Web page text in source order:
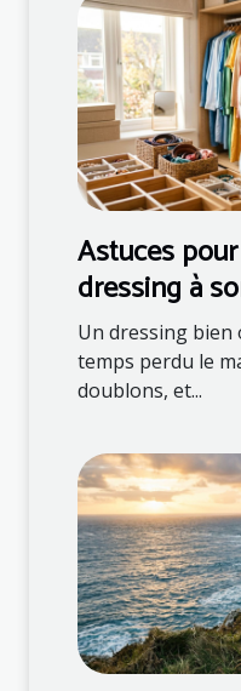
Astuces
dressing à
Un dressing bien
temps perdu le
doublons, et...